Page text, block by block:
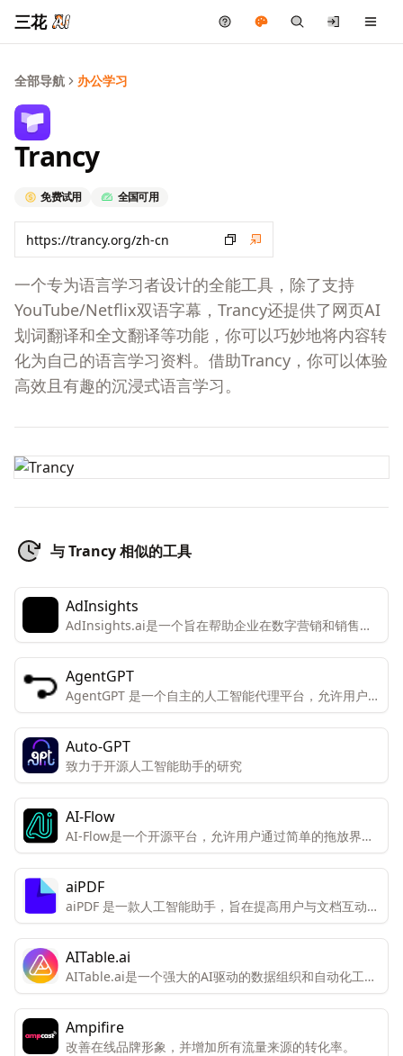
三花
全部导航 办公学习
Trancy
免费试用 全国可用
一个专为语言学习者设计的全能工具，除了支持
YouTube/Netflix双语字幕，Trancy还提供了网页AI
划词翻译和全文翻译等功能，你可以巧妙地将内容转
化为自己的语言学习资料。借助Trancy，你可以体验
高效且有趣的沉浸式语言学习。
与 Trancy 相似的工具
AdInsights
AdInsights.ai是一个旨在帮助企业在数字营销和销售方
面实现增长和效率的平台。
AgentGPT
AgentGPT 是一个自主的人工智能代理平台，允许用户在
浏览器中创建和部署可定制的自主AI代理。
Auto-GPT
致力于开源人工智能助手的研究
AI-Flow
AI-Flow是一个开源平台，允许用户通过简单的拖放界面
创建自定义的AI工具。该平台专为创新者和创造者设计，
便于他们连接和组合不同的AI模型以获得独特的结果。
aiPDF
aiPDF 是一款人工智能助手，旨在提高用户与文档互动的
效率和体验。
AITable.ai
AITable.ai是一个强大的AI驱动的数据组织和自动化工
具，旨在通过其视觉界面和集成能力简化个人和企业的
CRM、项目管理和生产力需求。
Ampifire
改善在线品牌形象，并增加所有流量来源的转化率。